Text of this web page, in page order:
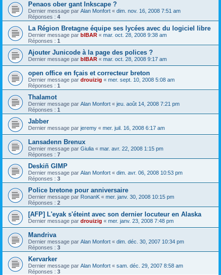
Penaos ober gant Inkscape ?
Dernier message par Alan Monfort « dim. nov. 16, 2008 7:51 am
Réponses : 4
La Région Bretagne équipe ses lycées avec du logiciel libre
Dernier message par bIBAR « mar. oct. 28, 2008 9:38 am
Réponses : 1
Ajouter Junicode à la page des polices ?
Dernier message par bIBAR « mar. oct. 28, 2008 9:17 am
open office en fçais et correcteur breton
Dernier message par drouizig « mer. sept. 10, 2008 5:08 am
Réponses : 1
Thalamot
Dernier message par Alan Monfort « jeu. août 14, 2008 7:21 pm
Réponses : 1
Jabber
Dernier message par jeremy « mer. juil. 16, 2008 6:17 am
Lansadenn Brenux
Dernier message par Giulia « mar. avr. 22, 2008 1:15 pm
Réponses : 7
Deskiñ GIMP
Dernier message par Alan Monfort « dim. avr. 06, 2008 10:53 pm
Réponses : 3
Police bretone pour anniversaire
Dernier message par RonanK « mer. janv. 30, 2008 10:15 pm
Réponses : 2
[AFP] L'eyak s'éteint avec son dernier locuteur en Alaska
Dernier message par drouizig « mer. janv. 23, 2008 7:48 pm
Mandriva
Dernier message par Alan Monfort « dim. déc. 30, 2007 10:34 pm
Réponses : 3
Kervarker
Dernier message par Alan Monfort « sam. déc. 29, 2007 8:58 am
Réponses : 3